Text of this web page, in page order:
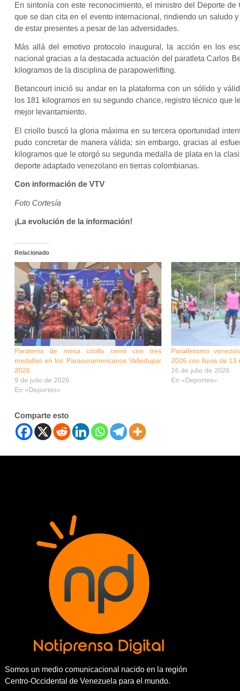
En sintonía con este reconocimiento, el ministro del Deporte
que se dan cita en el evento internacional, rindiendo un saludo
de estar presentes a pesar de las adversidades.
Más allá del emotivo protocolo inaugural, la acción en los
nacional gracias a la destacada actuación del paratleta Carlos
kilogramos de la disciplina de parapowerlifting.
Betancourt inició su andar en la plataforma con un sólido y
los 181 kilogramos en su segundo chance, registro técnico
mejor levantamiento.
El criollo buscó la gloria máxima en su tercera oportunidad
pudo concretar de manera válida; sin embargo, gracias al
kilogramos que le otorgó su segunda medalla de plata en la
deporte adaptado venezolano en tierras colombianas.
Con información de VTV
Foto Cortesía
¡La evolución de la información!
Relacionado
Paratenis de mesa criollo cerró con tres
medallas en los Parasuramericanos Valledupar
2026
9 de julio de 2026
En «Deportes»
Paratletismo
2026 con lluvia de 13
16 de julio de 2026
En «Deportes»
Comparte esto
Somos un medio comunicacional nacido en la región
Centro-Occidental de Venezuela para el mundo.